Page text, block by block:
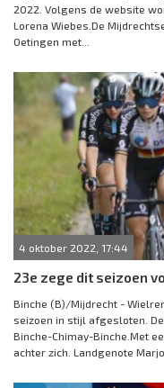
2022. Volgens de website
Lorena Wiebes.De
Oetingen met...
4 oktober 2022, 17:44
23e zege dit seizoen
Binche (B)/Mijdrecht -
seizoen in stijl afgesloten.
Binche-Chimay-Binche.Met
achter zich. Landgenote